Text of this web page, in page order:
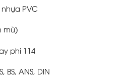
PVC
mù)
phi 114
BS, ANS, DIN